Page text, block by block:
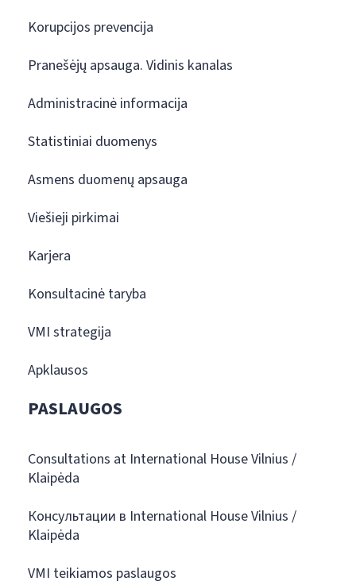
Korupcijos prevencija
Pranešėjų apsauga. Vidinis kanalas
Administracinė informacija
Statistiniai duomenys
Asmens duomenų apsauga
Viešieji pirkimai
Karjera
Konsultacinė taryba
VMI strategija
Apklausos
PASLAUGOS
Consultations at International House Vilnius /
Klaipėda
Консультации в International House Vilnius /
Klaipėda
VMI teikiamos paslaugos